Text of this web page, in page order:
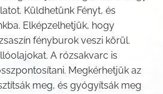
Küldhetünk Fényt, és
Elképzelhetjük, hogy
fényburok veszi körül.
A rózsakvarc is
Megkérhetjük az
meg, és gyógyítsák meg